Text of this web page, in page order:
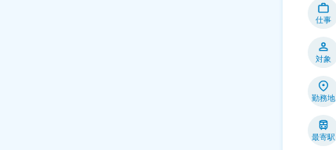
仕事
対象
勤務地
最寄駅